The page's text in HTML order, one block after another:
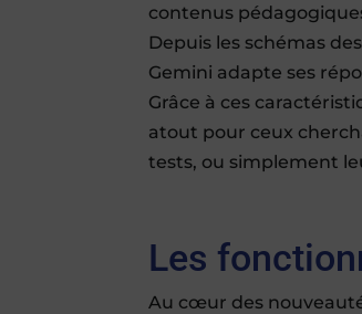
contenus
Depuis les schémas
Gemini adapte ses
Grâce à ces
atout pour ceux
tests, ou simplement
Les
Au cœur des